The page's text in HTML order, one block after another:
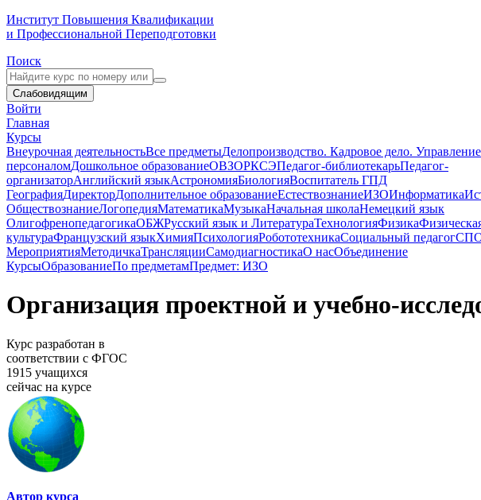
Институт Повышения Квалификации
и Профессиональной Переподготовки
Поиск
Слабовидящим
Войти
Главная
Курсы
Внеурочная деятельностьВсе предметыДелопроизводство. Кадровое дело. Управление
персоналомДошкольное образованиеОВЗОРКСЭПедагог-библиотекарьПедагог-
организаторАнглийский языкАстрономияБиологияВоспитатель ГПД
ГеографияДиректорДополнительное образованиеЕстествознаниеИЗОИнформатика
ОбществознаниеЛогопедияМатематикаМузыкаНачальная школаНемецкий язык
ОлигофренопедагогикаОБЖРусский язык и ЛитератураТехнологияФизика
культураФранцузский языкХимияПсихологияРобототехникаСоциальный педагог
МероприятияМетодичкаТрансляцииСамодиагностикаО насОбъединение
КурсыОбразованиеПо предметамПредмет: ИЗО
Организация проектной и учебно-
Курс разработан в
соответствии с ФГОС
1915 учащихся
сейчас на курсе
Автор курса